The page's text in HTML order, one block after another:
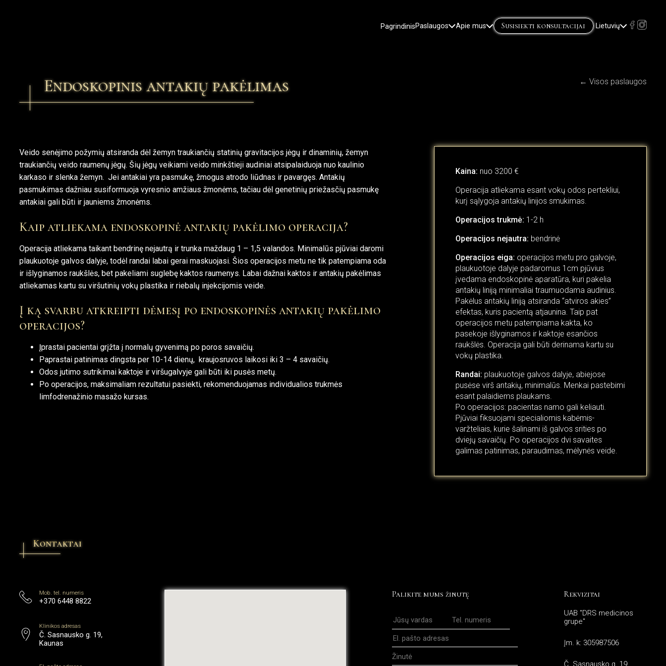
PagrindinisPaslaugos Apie mus Susisiekti konsultacijai Lietuvių
Endoskopinis antakių pakėlimas ← Visos paslaugos
Veido senėjimo požymių atsiranda dėl žemyn traukiančių statinių gravitacijos jėgų ir dinaminių, žemyn
traukiančių veido raumenų jėgų. Šių jėgų veikiami veido minkštieji audiniai atsipalaiduoja nuo kaulinio
karkaso ir slenka žemyn. Jei antakiai yra pasmukę, žmogus atrodo liūdnas ir pavargęs. Antakių
pasmukimas dažniau susiformuoja vyresnio amžiaus žmonėms, tačiau dėl genetinių priežasčių pasmukę
antakiai gali būti ir jauniems žmonėms.
Kaip atliekama endoskopinė antakių pakėlimo operacija?
Operacija atliekama taikant bendrinę nejautrą ir trunka maždaug 1 – 1,5 valandos. Minimalūs pjūviai daromi
plaukuotoje galvos dalyje, todėl randai labai gerai maskuojasi. Šios operacijos metu ne tik patempiama oda
ir išlyginamos raukšlės, bet pakeliami suglebę kaktos raumenys. Labai dažnai kaktos ir antakių pakėlimas
atliekamas kartu su viršutinių vokų plastika ir riebalų injekcijomis veide.
Į ką svarbu atkreipti dėmesį po endoskopinės antakių pakėlimo
operacijos?
Įprastai pacientai grįžta į normalų gyvenimą po poros savaičių.
Paprastai patinimas dingsta per 10-14 dienų, kraujosruvos laikosi iki 3 – 4 savaičių.
Odos jutimo sutrikimai kaktoje ir viršugalvyje gali būti iki pusės metų.
Po operacijos, maksimaliam rezultatui pasiekti, rekomenduojamas individualios trukmės
limfodrenažinio masažo kursas.
Kaina: nuo 3200 €
Operacija atliekama esant vokų odos pertekliui,
kurį sąlygoja antakių linijos smukimas.
Operacijos trukmė: 1-2 h
Operacijos nejautra: bendrinė
Operacijos eiga: operacijos metu pro galvoje,
plaukuotoje dalyje padaromus 1cm pjūvius
įvedama endoskopinė aparatūra, kuri pakelia
antakių liniją minimaliai traumuodama audinius.
Pakėlus antakių liniją atsiranda “atviros akies”
efektas, kuris pacientą atjaunina. Taip pat
operacijos metu patempiama kakta, ko
pasekoje išlyginamos ir kaktoje esančios
raukšlės. Operacija gali būti derinama kartu su
vokų plastika.
Randai: plaukuotoje galvos dalyje, abiejose
pusėse virš antakių, minimalūs. Menkai pastebimi
esant palaidiems plaukams.
Po operacijos: pacientas namo gali keliauti.
Pjūviai fiksuojami specialiomis kabėmis-
varžteliais, kurie šalinami iš galvos srities po
dviejų savaičių. Po operacijos dvi savaites
galimas patinimas, paraudimas, mėlynės veide.
Kontaktai
Mob. tel. numeris
+370 6448 8822
Klinikos adresas
Č. Sasnausko g. 19,
Kaunas
Palikite mums žinutę Rekvizitai
UAB "DRS medicinos
grupe"
Įm. k: 305987506
Č. Sasnausko g. 19,